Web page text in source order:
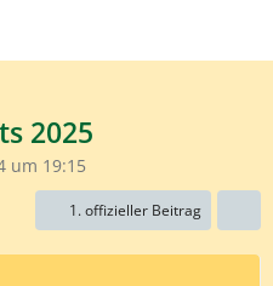
2025
um 19:15
1. offizieller Beitrag